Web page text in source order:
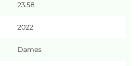
23.58
2022
Dames